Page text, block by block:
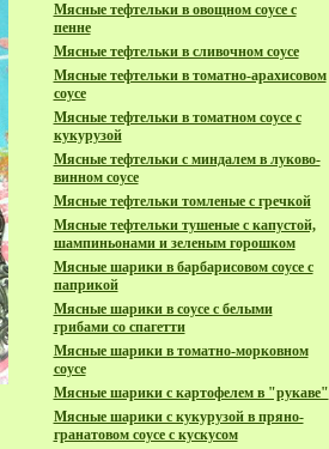
Мясные тефтельки в овощном соусе с
пенне
Мясные тефтельки в сливочном соусе
Мясные тефтельки в томатно-арахисовом
соусе
Мясные тефтельки в томатном соусе с
кукурузой
Мясные тефтельки с миндалем в луково-
винном соусе
Мясные тефтельки томленые с гречкой
Мясные тефтельки тушеные с капустой,
шампиньонами и зеленым горошком
Мясные шарики в барбарисовом соусе с
паприкой
Мясные шарики в соусе с белыми
грибами со спагетти
Мясные шарики в томатно-морковном
соусе
Мясные шарики с картофелем в "рукаве"
Мясные шарики с кукурузой в пряно-
гранатовом соусе с кускусом